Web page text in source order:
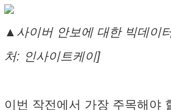
▲사이버 안보에 대한 빅데이
처: 인사이트케이]
이번 작전에서 가장 주목해야